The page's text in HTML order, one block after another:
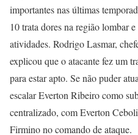
importantes nas últimas
10 trata dores na região lombar
atividades. Rodrigo Lasmar,
explicou que o atacante fez um
para estar apto. Se não puder
escalar Everton Ribeiro como
centralizado, com Everton
Firmino no comando de ataque.